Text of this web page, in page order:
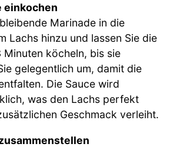
einkochen
Marinade in die
Lachs hinzu und lassen Sie die
köcheln, bis sie
gelegentlich um, damit die
Die Sauce wird
was den Lachs perfekt
Geschmack verleiht.